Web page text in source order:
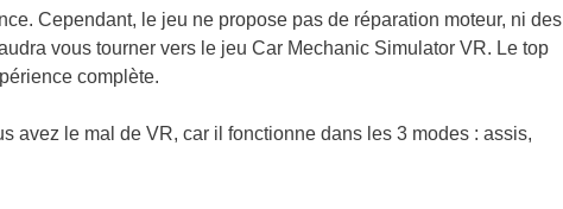
Cependant, le jeu ne propose pas de réparation moteur, ni des
vous tourner vers le jeu Car Mechanic Simulator VR. Le top
complète.
avez le mal de VR, car il fonctionne dans les 3 modes : assis,